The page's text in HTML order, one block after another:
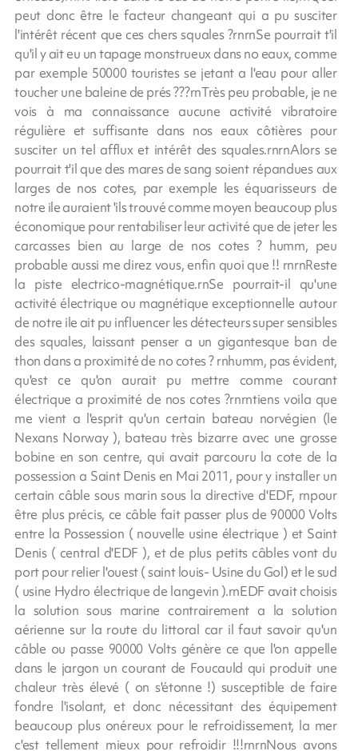
peut donc être le facteur changeant qui a pu susciter
l'intérêt récent que ces chers squales ?rnrnSe pourrait t'il
qu'il y ait eu un tapage monstrueux dans no eaux, comme
par exemple 50000 touristes se jetant a l'eau pour aller
toucher une baleine de prés ???rnTrès peu probable, je ne
vois à ma connaissance aucune activité vibratoire
régulière et suffisante dans nos eaux côtières pour
susciter un tel afflux et intérêt des squales.rnrnAlors se
pourrait t'il que des mares de sang soient répandues aux
larges de nos cotes, par exemple les équarisseurs de
notre ile auraient 'ils trouvé comme moyen beaucoup plus
économique pour rentabiliser leur activité que de jeter les
carcasses bien au large de nos cotes ? humm, peu
probable aussi me direz vous, enfin quoi que !! rnrnReste
la piste electrico-magnétique.rnSe pourrait-il qu'une
activité électrique ou magnétique exceptionnelle autour
de notre ile ait pu influencer les détecteurs super sensibles
des squales, laissant penser a un gigantesque ban de
thon dans a proximité de no cotes ? rnhumm, pas évident,
qu'est ce qu'on aurait pu mettre comme courant
électrique a proximité de nos cotes ?rnrntiens voila que
me vient a l'esprit qu'un certain bateau norvégien (le
Nexans Norway ), bateau très bizarre avec une grosse
bobine en son centre, qui avait parcouru la cote de la
possession a Saint Denis en Mai 2011, pour y installer un
certain câble sous marin sous la directive d'EDF, rnpour
être plus précis, ce câble fait passer plus de 90000 Volts
entre la Possession ( nouvelle usine électrique ) et Saint
Denis ( central d'EDF ), et de plus petits câbles vont du
port pour relier l'ouest ( saint louis- Usine du Gol) et le sud
( usine Hydro électrique de langevin ).rnEDF avait choisis
la solution sous marine contrairement a la solution
aérienne sur la route du littoral car il faut savoir qu'un
câble ou passe 90000 Volts génère ce que l'on appelle
dans le jargon un courant de Foucauld qui produit une
chaleur très élevé ( on s'étonne !) susceptible de faire
fondre l'isolant, et donc nécessitant des équipement
beaucoup plus onéreux pour le refroidissement, la mer
c'est tellement mieux pour refroidir !!!rnrnNous avons